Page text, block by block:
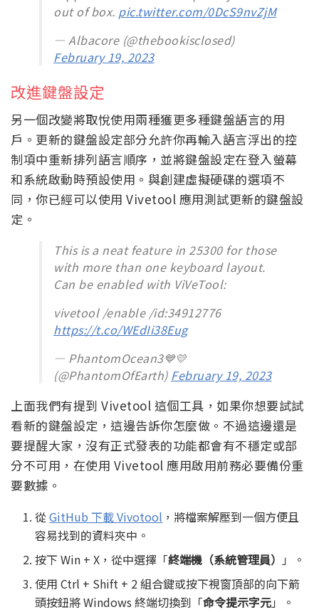
out of box. pic.twitter.com/0DcS9nvZjM
— Albacore (@thebookisclosed)
February 19, 2023
改進鍵盤設定
另一個改變將取悅使用兩種獲更多種鍵盤語言的用
戶。更新的鍵盤設定部分允許你再輸入語言浮出的控
制項中重新排列語言順序，並將鍵盤設定在登入螢幕
和系統啟動時預設使用。與創建虛擬硬碟的選項不
同，你已經可以使用 Vivetool 應用測試更新的鍵盤設
定。
This is a neat feature in 25300 for those
with more than one keyboard layout.
Can be enabled with ViVeTool:
vivetool /enable /id:34912776
https://t.co/WEdIi38Eug
— PhantomOcean3💙💛
(@PhantomOfEarth) February 19, 2023
上面我們有提到 Vivetool 這個工具，如果你想要試試
看新的鍵盤設定，這邊告訴你怎麼做。不過這邊還是
要提醒大家，沒有正式發表的功能都會有不穩定或部
分不可用，在使用 Vivetool 應用啟用前務必要備份重
要數據。
從GitHub 下載 Vivotool ，將檔案解壓到一個方便且
容易找到的資料夾中。
按下 Win + X，從中選擇「終端機（系統管理員） 」。
使用 Ctrl + Shift + 2 組合鍵或按下視窗頂部的向下箭
頭按鈕將 Windows 終端切換到「命令提示字元」。